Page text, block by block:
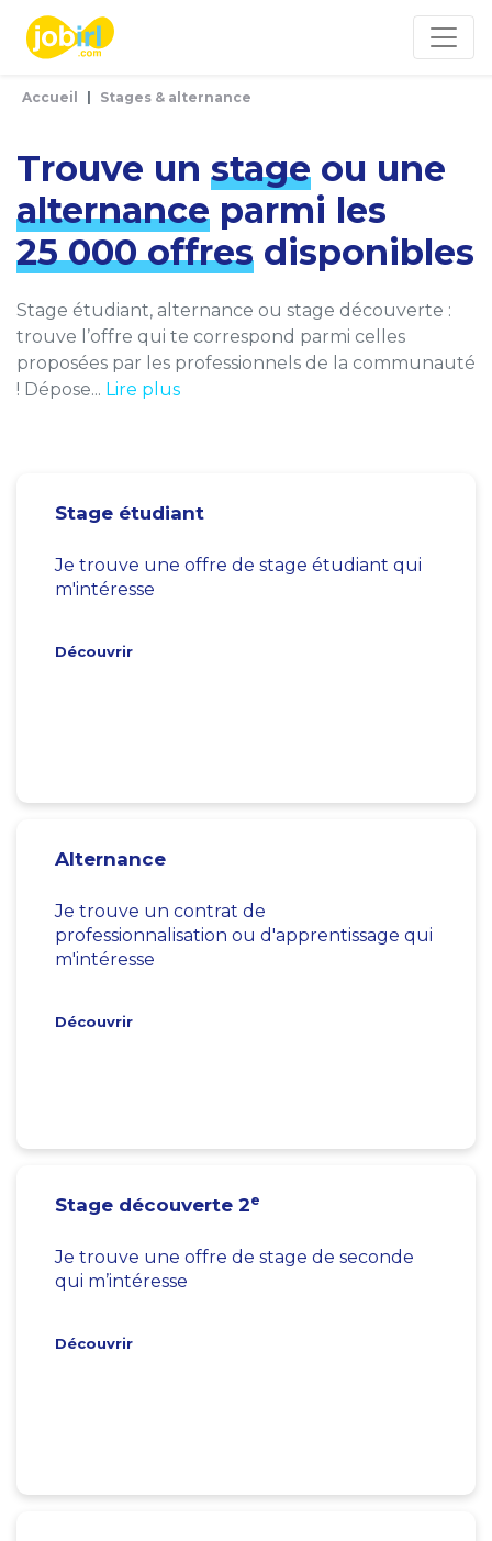
Accueil Stages & alternance
Trouve un stage ou une
alternance parmi les
25 000 offres disponibles
Stage étudiant, alternance ou stage découverte :
trouve l’offre qui te correspond parmi celles
proposées par les professionnels de la communauté
! Dépose... Lire plus
Stage étudiant
Je trouve une offre de stage étudiant qui
m'intéresse
Découvrir
Alternance
Je trouve un contrat de
professionnalisation ou d'apprentissage qui
m'intéresse
Découvrir
Stage découverte 2e
Je trouve une offre de stage de seconde
qui m’intéresse
Découvrir
Panneau de gestion des cookies